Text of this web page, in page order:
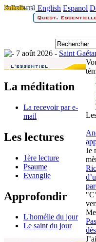
English Espanol
7 août 2026 - Saint
La méditation
La recevoir par e-
mail
Les lectures
1ère lecture
Psaume
Evangile
Approfondir
L'homélie du jour
Le saint du jour
Je